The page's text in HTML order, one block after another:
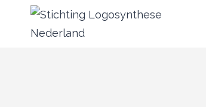
Doorgaan